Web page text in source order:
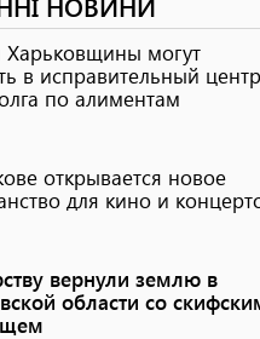
НОВИНИ
Харьковщины могут
в исправительный центр
по алиментам
открывается новое
для кино и
вернули землю в
области со